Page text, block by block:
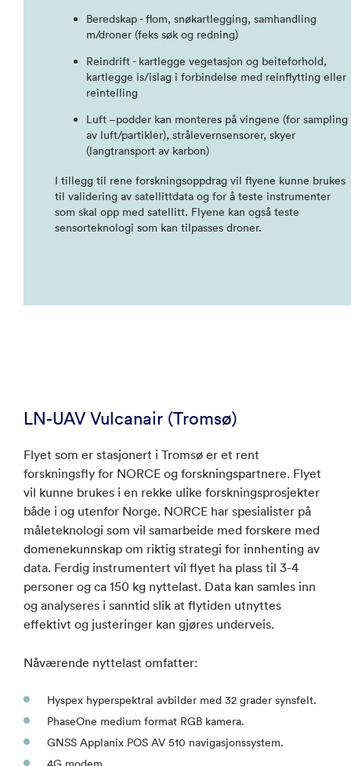
Beredskap - flom, snøkartlegging, samhandling
m/droner (feks søk og redning)
Reindrift - kartlegge vegetasjon og beiteforhold,
kartlegge is/islag i forbindelse med reinflytting eller
reintelling
Luft –podder kan monteres på vingene (for sampling
av luft/partikler), strålevernsensorer, skyer
(langtransport av karbon)
I tillegg til rene forskningsoppdrag vil flyene kunne brukes
til validering av satellittdata og for å teste instrumenter
som skal opp med satellitt. Flyene kan også teste
sensorteknologi som kan tilpasses droner.
LN-UAV Vulcanair (Tromsø)
Flyet som er stasjonert i Tromsø er et rent
forskningsfly for NORCE og forskningspartnere. Flyet
vil kunne brukes i en rekke ulike forskningsprosjekter
både i og utenfor Norge. NORCE har spesialister på
måleteknologi som vil samarbeide med forskere med
domenekunnskap om riktig strategi for innhenting av
data. Ferdig instrumentert vil flyet ha plass til 3-4
personer og ca 150 kg nyttelast. Data kan samles inn
og analyseres i sanntid slik at flytiden utnyttes
effektivt og justeringer kan gjøres underveis.
Nåværende nyttelast omfatter:
Hyspex hyperspektral avbilder med 32 grader synsfelt.
PhaseOne medium format RGB kamera.
GNSS Applanix POS AV 510 navigasjonssystem.